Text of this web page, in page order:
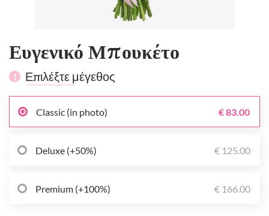
Ευγενικό Μπουκέτο
1 Επιλέξτε μέγεθος
Classic (in photo) € 83.00
Deluxe (+50%) € 125.00
Premium (+100%) € 166.00